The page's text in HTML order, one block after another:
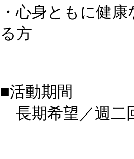
・心身ともに健
る方
■活動期間
長期希望／週二